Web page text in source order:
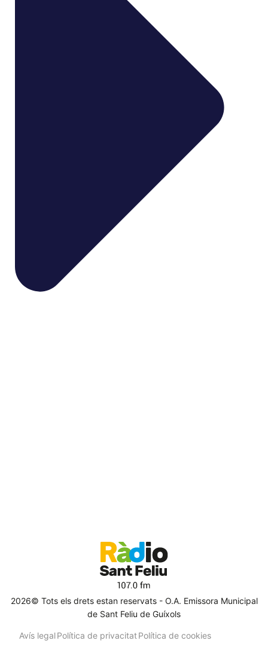
2026© Tots els drets estan reservats - O.A. Emissora Municipal
de Sant Feliu de Guíxols
Avís legalPolítica de privacitatPolítica de cookies